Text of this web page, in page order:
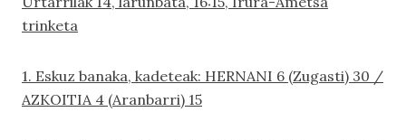
trinketa
1. Eskuz banaka, kadeteak: HERNANI 6 (Zugasti) 30 /
AZKOITIA 4 (Aranbarri) 15